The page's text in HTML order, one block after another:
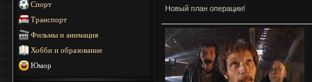
Спорт
Транспорт
Фильмы и анимация
Хобби и образование
Юмор
Новый план операции!